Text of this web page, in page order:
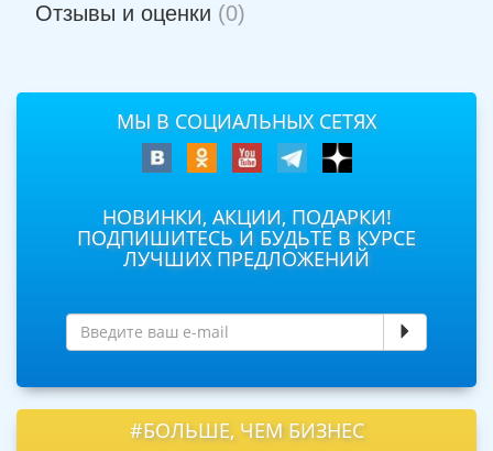
Отзывы и оценки (0)
МЫ В СОЦИАЛЬНЫХ СЕТЯХ
НОВИНКИ, АКЦИИ, ПОДАРКИ!
ПОДПИШИТЕСЬ И БУДЬТЕ В КУРСЕ
ЛУЧШИХ ПРЕДЛОЖЕНИЙ
#БОЛЬШЕ, ЧЕМ БИЗНЕС